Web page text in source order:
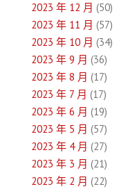
2023 年 12 月 (50)
2023 年 11 月 (57)
2023 年 10 月 (34)
2023 年 9 月 (36)
2023 年 8 月 (17)
2023 年 7 月 (17)
2023 年 6 月 (19)
2023 年 5 月 (57)
2023 年 4 月 (27)
2023 年 3 月 (21)
2023 年 2 月 (22)